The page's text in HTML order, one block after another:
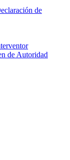
de
de Autoridad